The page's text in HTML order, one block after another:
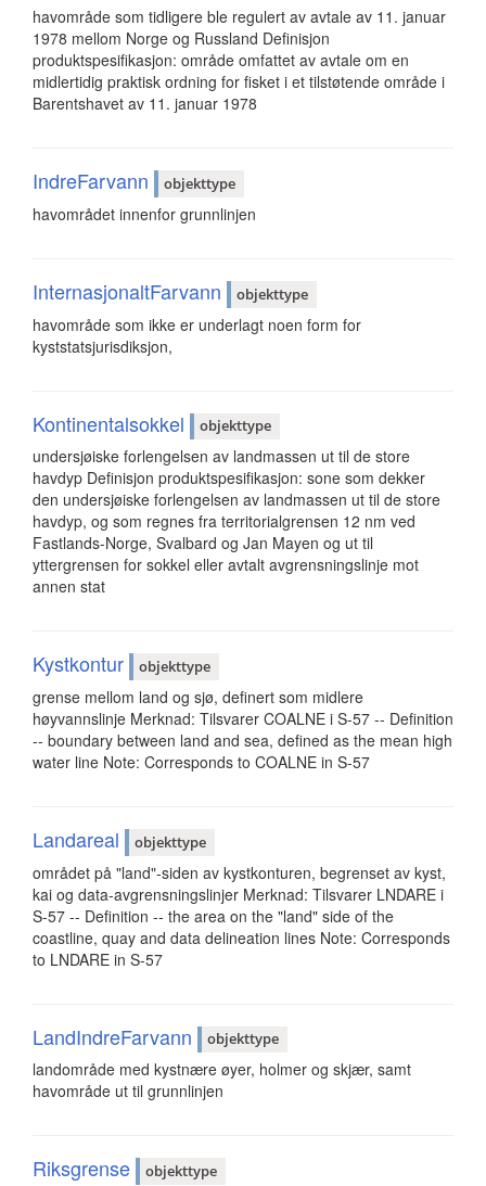
havområde som tidligere ble regulert av avtale av 11. januar
1978 mellom Norge og Russland Definisjon
produktspesifikasjon: område omfattet av avtale om en
midlertidig praktisk ordning for fisket i et tilstøtende område i
Barentshavet av 11. januar 1978
IndreFarvann objekttype
havområdet innenfor grunnlinjen
InternasjonaltFarvann objekttype
havområde som ikke er underlagt noen form for
kyststatsjurisdiksjon,
Kontinentalsokkel objekttype
undersjøiske forlengelsen av landmassen ut til de store
havdyp Definisjon produktspesifikasjon: sone som dekker
den undersjøiske forlengelsen av landmassen ut til de store
havdyp, og som regnes fra territorialgrensen 12 nm ved
Fastlands-Norge, Svalbard og Jan Mayen og ut til
yttergrensen for sokkel eller avtalt avgrensningslinje mot
annen stat
Kystkontur objekttype
grense mellom land og sjø, definert som midlere
høyvannslinje Merknad: Tilsvarer COALNE i S-57 -- Definition
-- boundary between land and sea, defined as the mean high
water line Note: Corresponds to COALNE in S-57
Landareal objekttype
området på "land"-siden av kystkonturen, begrenset av kyst,
kai og data-avgrensningslinjer Merknad: Tilsvarer LNDARE i
S-57 -- Definition -- the area on the "land" side of the
coastline, quay and data delineation lines Note: Corresponds
to LNDARE in S-57
LandIndreFarvann objekttype
landområde med kystnære øyer, holmer og skjær, samt
havområde ut til grunnlinjen
Riksgrense objekttype